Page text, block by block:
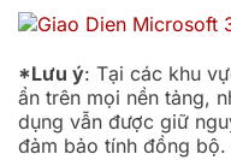
*Lưu ý: Tại các khu
ẩn trên mọi nền tảng,
dụng vẫn được giữ
đảm bảo tính đồng bộ.